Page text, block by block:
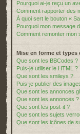
Pourquoi ai-je reçu un
Comment rapporter des
À quoi sert le bouton «
Pourquoi mon message
Comment remonter mon
Mise en forme et types
Que sont les BBCodes ?
Puis-je utiliser le HTML ?
Que sont les smileys ?
Puis-je publier des
Que sont les annonces
Que sont les annonces ?
Que sont les post-it ?
Que sont les sujets
Que sont les icônes de